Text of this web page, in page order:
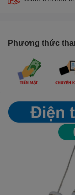
Phương thức